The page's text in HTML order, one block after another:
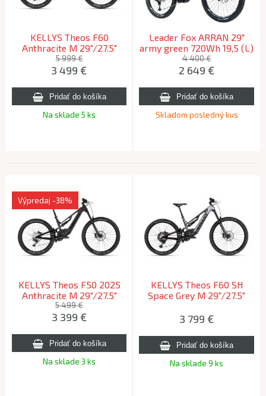
KELLYS Theos F60
Anthracite M 29"/27.5"
725Wh 2025 (168-183cm)
5 999 €
3 499 €
Na sklade 5 ks
Leader Fox ARRAN 29"
army green 720Wh 19,5 (L)
2023 (170-180cm)
4 400 €
2 649 €
Skladom posledný kus
KELLYS Theos F50 2025
Anthracite M 29"/27.5"
725Wh (168-183cm)
Výpredaj -38%
5 499 €
3 399 €
Na sklade 3 ks
KELLYS Theos F60 SH
Space Grey M 29"/27.5"
3 799 €
Na sklade 9 ks